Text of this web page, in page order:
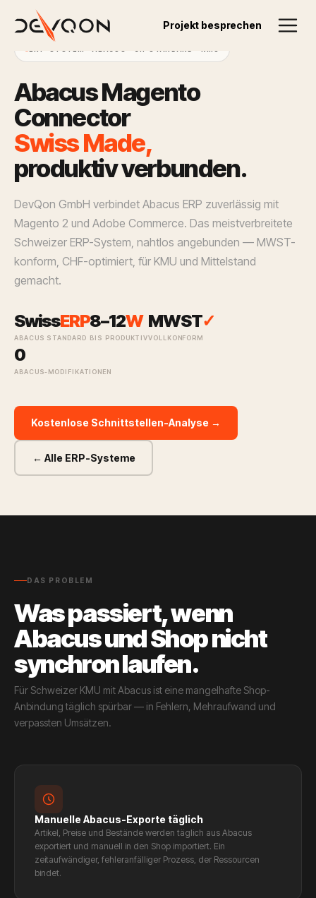
Projekt besprechen
AbacusMagento
Connector
SwissMade,
produktivverbunden.
DevQon GmbH verbindet Abacus ERP zuverlässig mit
Magento 2 und Adobe Commerce. Das meistverbreitete
Schweizer ERP-System, nahtlos angebunden — MWST-
konform, CHF-optimiert, für KMU und Mittelstand
gemacht.
SwissERP
ABACUS STANDARD
8–12W
BIS PRODUKTIV
MWST✓
VOLLKONFORM
0
ABACUS-MODIFIKATIONEN
Kostenlose Schnittstellen-Analyse →
← Alle ERP-Systeme
DAS PROBLEM
Was passiert, wenn
Abacus und Shop nicht
synchron laufen.
Für Schweizer KMU mit Abacus ist eine mangelhafte Shop-
Anbindung täglich spürbar — in Fehlern, Mehraufwand und
verpassten Umsätzen.
Manuelle Abacus-Exporte täglich
Artikel, Preise und Bestände werden täglich aus Abacus
exportiert und manuell in den Shop importiert. Ein
zeitaufwändiger, fehleranfälliger Prozess, der Ressourcen
bindet.